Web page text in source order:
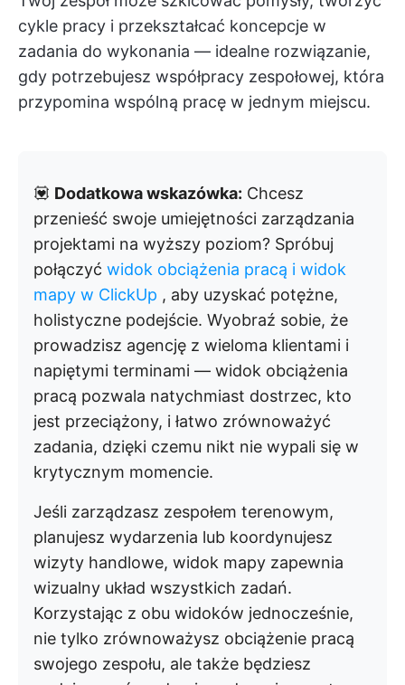
cykle pracy i przekształcać koncepcje w
zadania do wykonania — idealne rozwiązanie,
gdy potrzebujesz współpracy zespołowej, która
przypomina wspólną pracę w jednym miejscu.
💟 Dodatkowa wskazówka: Chcesz
przenieść swoje umiejętności zarządzania
projektami na wyższy poziom? Spróbuj
połączyć widok obciążenia pracą i widok
mapy w ClickUp , aby uzyskać potężne,
holistyczne podejście. Wyobraź sobie, że
prowadzisz agencję z wieloma klientami i
napiętymi terminami — widok obciążenia
pracą pozwala natychmiast dostrzec, kto
jest przeciążony, i łatwo zrównoważyć
zadania, dzięki czemu nikt nie wypali się w
krytycznym momencie.
Jeśli zarządzasz zespołem terenowym,
planujesz wydarzenia lub koordynujesz
wizyty handlowe, widok mapy zapewnia
wizualny układ wszystkich zadań.
Korzystając z obu widoków jednocześnie,
nie tylko zrównoważysz obciążenie pracą
swojego zespołu, ale także będziesz